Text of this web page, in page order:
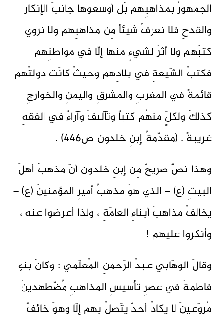
الجمهورُ بمذاهبِهم بَل أوسعوها جانبَ الإنكار
والقدحِ فلا نعرفُ شيئاً مِن مذاهبِهم ولا نروي
كتبَهم ولا أثرَ لشيءٍ منها إلّا في مواطنِهم
فكتبُ الشّيعةِ في بلادِهم وحيثُ كانَت دولتُهم
قائمةً في المغربِ والمشرقِ واليمنِ والخوارجِ
كذلكَ ولكلٍّ منهُم كتباً وتآليفَ وآراءً في الفقهِ
غريبةً . (مقدّمةُ إبنِ خلدون ص446) .
وهذا نصٌّ صريحٌ مِن إبنِ خلدون أنّ مذهبَ أهلَ
البيتِ (ع) – الذي هوَ مذهبُ أميرِ المؤمنينَ (ع) –
يخالفُ مذاهبَ أبناءِ العامّةِ ، ولذا أعرضوا عنه ،
وأنكروا عليهم !
وقالَ الوهّابي عبدُ الرّحمنِ المُعلّمي : وكانَ بنو
فاطمةَ في عصرِ تأسيسِ المذاهبِ مُضّطهدينَ
مُروّعينَ لا يكادُ أحدٌ يتّصلُ بهم إلّا وهوَ خائفٌ